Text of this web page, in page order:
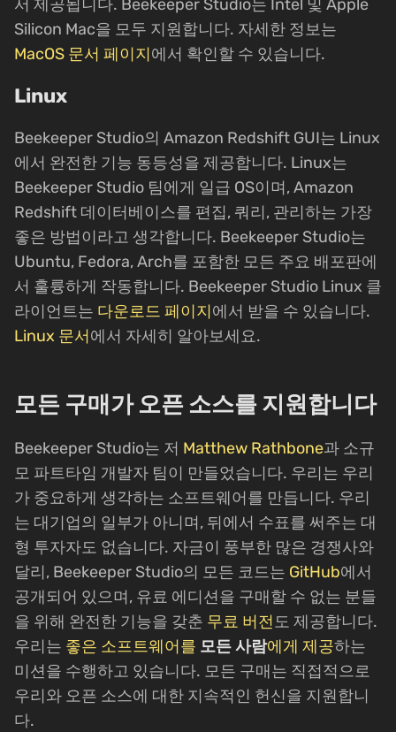
서 제공됩니다. Beekeeper Studio는 Intel 및 Apple
Silicon Mac을 모두 지원합니다. 자세한 정보는
MacOS 문서 페이지에서 확인할 수 있습니다.
Linux
Beekeeper Studio의 Amazon Redshift GUI는 Linux
에서 완전한 기능 동등성을 제공합니다. Linux는
Beekeeper Studio 팀에게 일급 OS이며, Amazon
Redshift 데이터베이스를 편집, 쿼리, 관리하는 가장
좋은 방법이라고 생각합니다. Beekeeper Studio는
Ubuntu, Fedora, Arch를 포함한 모든 주요 배포판에
서 훌륭하게 작동합니다. Beekeeper Studio Linux 클
라이언트는 다운로드 페이지에서 받을 수 있습니다.
Linux 문서에서 자세히 알아보세요.
모든 구매가 오픈 소스를 지원합니다
Beekeeper Studio는 저 Matthew Rathbone과 소규
모 파트타임 개발자 팀이 만들었습니다. 우리는 우리
가 중요하게 생각하는 소프트웨어를 만듭니다. 우리
는 대기업의 일부가 아니며, 뒤에서 수표를 써주는 대
형 투자자도 없습니다. 자금이 풍부한 많은 경쟁사와
달리, Beekeeper Studio의 모든 코드는 GitHub에서
공개되어 있으며, 유료 에디션을 구매할 수 없는 분들
을 위해 완전한 기능을 갖춘 무료 버전도 제공합니다.
우리는 좋은 소프트웨어를 모든 사람에게 제공하는
미션을 수행하고 있습니다. 모든 구매는 직접적으로
우리와 오픈 소스에 대한 지속적인 헌신을 지원합니
다.